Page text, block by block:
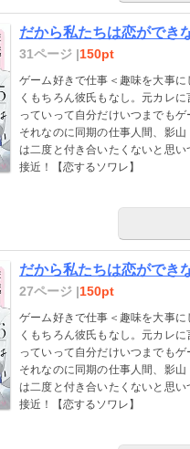
だから私たちは恋ができ
31ページ |150pt
ゲーム好きで仕事＜趣味を大事
くもちろん彼氏もなし。元カレ
っていって自分だけいつまでも
それなのに同期の仕事人間、影
は二度と付き合いたくないと思
接近！【恋するソワレ】
だから私たちは恋ができ
27ページ |150pt
ゲーム好きで仕事＜趣味を大事
くもちろん彼氏もなし。元カレ
っていって自分だけいつまでも
それなのに同期の仕事人間、影
は二度と付き合いたくないと思
接近！【恋するソワレ】